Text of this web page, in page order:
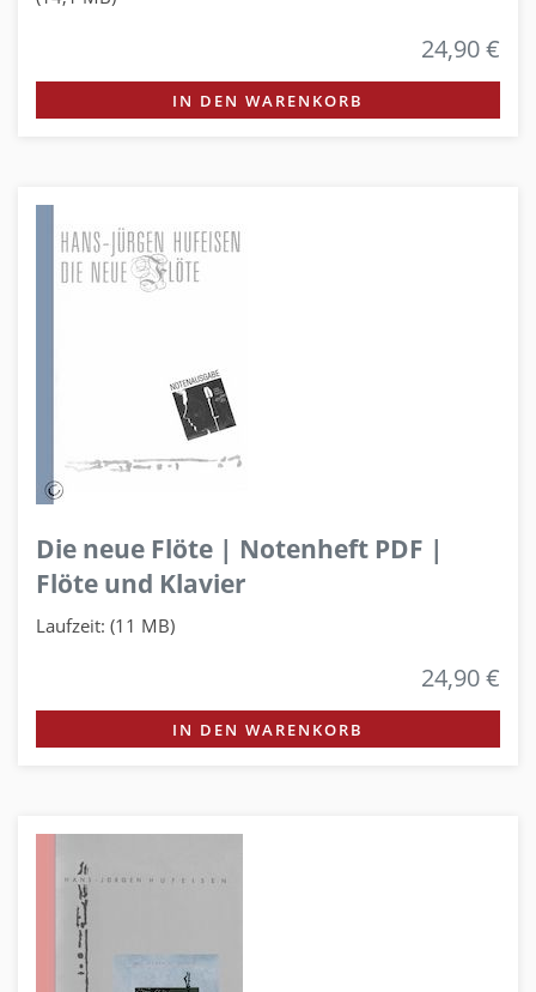
24,90 €
IN DEN WARENKORB
Die neue Flöte | Notenheft PDF |
Flöte und Klavier
Laufzeit: (11 MB)
24,90 €
IN DEN WARENKORB